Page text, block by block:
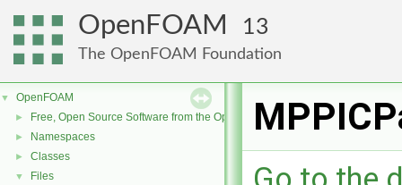
OpenFOAM 13
The OpenFOAM Foundation
▼ OpenFOAM
► Free, Open Source Software from the OpenFOAM Foundation
► Namespaces
► Classes
▼ Files